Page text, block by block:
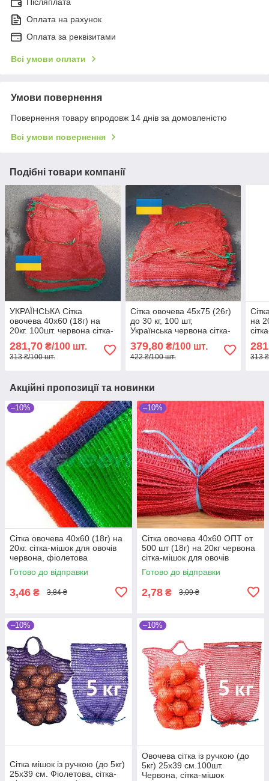
Післяплата
Оплата на рахунок
Оплата за реквізитами
Всі умови оплати
Умови повернення
Повернення товару впродовж 14 днів за домовленістю
Всі умови повернення
Подібні товари компанії
УКРАЇНСЬКА Сітка
овочева 40х60 (18г) на
20кг. 100шт. червона сітка-
281,70 ₴/100 шт.
313 ₴/100 шт.
Сітка овочева 45х75 (26г)
до 30 кг, 100 шт,
Українська червона сітка-
379,80₴/100 шт.
422 ₴/100 шт.
на
313
Акційні пропозиції та новинки
–10%
Сітка овочева 40х60 (18г) на
20кг. сітка-мішок для овочів
червона, фіолетова
Готово до відправки
3,46 ₴ 3,84 ₴
–10%
Сітка овочева 40х60 ОПТ от
500 шт (18г) на 20кг червона
сітка-мішок для овочів
Готово до відправки
2,78 ₴ 3,09 ₴
–10%
Сітка мішок із ручкою (до 5кг)
25х39 см. Фіолетова, сітка-
–10%
Овочева сітка із ручкою (до
5кг) 25х39 см.100шт.
Червона, сітка-мішок